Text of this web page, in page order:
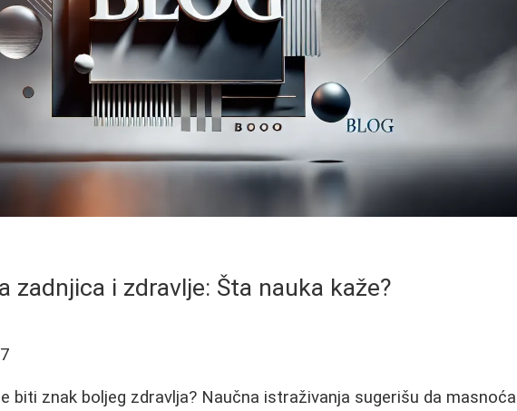
zadnjica i zdravlje: Šta nauka kaže?
biti znak boljeg zdravlja? Naučna istraživanja sugerišu da masnoća